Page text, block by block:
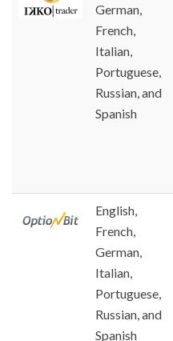
German,
French,
Italian,
Portuguese,
Russian, and
Spanish
English,
French,
German,
Italian,
Portuguese,
Russian, and
Spanish